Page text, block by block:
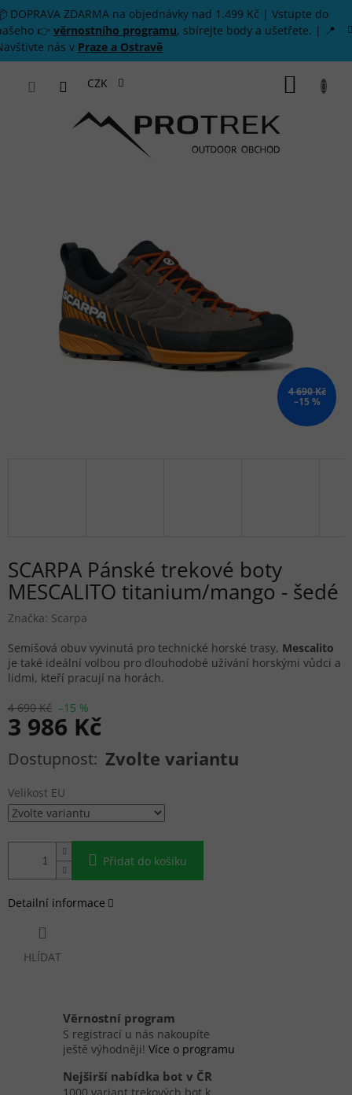
Přejít na obsah
DOPRAVA ZDARMA na objednávky nad 1.499 Kč | Vstupte do
👉 věrnostního programu, sbírejte body a ušetřete. | 📍
nás v Praze a Ostravě
CZK
4 690 Kč
–15 %
SCARPA Pánské trekové boty
MESCALITO titanium/mango - šedé
Značka: Scarpa
4 690 Kč –15 %
3 986 Kč
Měrná cena: Zvolte variantu
Velikost EU
Přidat do košíku
Semišová obuv vyvinutá pro technické horské trasy, Mescalito
je také ideální volbou pro dlouhodobé užívání horskými vůdci a
lidmi, kteří pracují na horách.
Detailní informace
HLÍDAT
Věrnostní program
S registrací u nás nakoupíte
ještě výhodněji! Více o programu
Nejširší nabídka bot v ČR